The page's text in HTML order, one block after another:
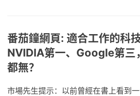
番茄鐘網頁: 適合工作的科
NVIDIA第一、Google第三
都無？
市場先生提示：以前曾經在書上看到